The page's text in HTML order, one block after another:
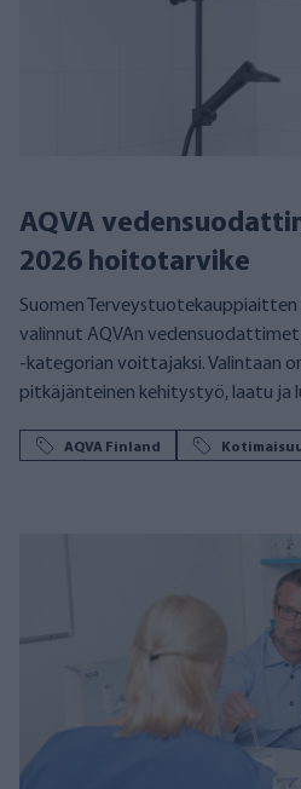
AQVA
2026 hoitotarvike
Suomen
valinnut AQVAn
-kategorian voittajaksi. Valintaan
pitkäjänteinen kehitystyö, laatu
AQVA Finland